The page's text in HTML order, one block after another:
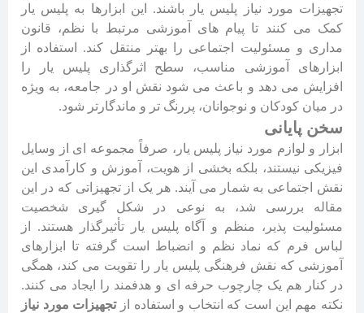
تجهیزات مورد نیاز پلیس یار باشند. این ابزارها به پلیس یار
کمک می کنند تا پیام های آموزشی مرتبط با نظم، قانون
مداری و مسئولیت اجتماعی را بهتر منتقل کند. استفاده از
ابزارهای آموزشی مناسب، سطح اثرگذاری پلیس یار را
افزایش می دهد و باعث می شود نقش او در جامعه، به ویژه
در میان کودکان و نوجوانان، پررنگ تر و ماندگارتر شود.
سخن پایانی
ابزار و لوازم مورد نیاز پلیس یار، صرفاً مجموعه ای از وسایل
فیزیکی نیستند، بلکه بخشی از هویت، آموزش و کارآمدی این
نقش اجتماعی به شمار می آیند. هر یک از تجهیزاتی که در این
مقاله بررسی شد، به نوعی در شکل گیری شخصیت
مسئولیت پذیر، منظم و آگاه پلیس یار تأثیرگذار هستند. از
لباس فرم که نماد نظم و انضباط است گرفته تا ابزارهای
آموزشی که نقش فرهنگی پلیس یار را تقویت می کند، همگی
در کنار هم یک چارچوب حرفه ای و هدفمند را ایجاد می کنند.
نکته مهم این است که انتخاب و استفاده ازتجهیزات مورد نیاز